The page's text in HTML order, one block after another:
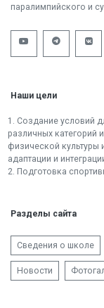
паралимпийского и
Наши цели
1. Создание условий
различных категорий
физической культуры
адаптации и
2. Подготовка
Разделы сайта
Сведения о школе
Новости